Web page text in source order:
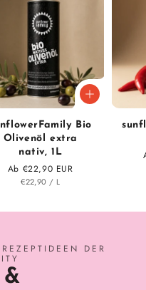
Bio
Oliven­öl extra
nativ, 1L
Normaler Preis
Ab €22,90 EUR
STÜCK
€22,90 / PRO
L
DER
&